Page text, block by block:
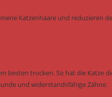
Katzenhaare und reduzieren
besten trocken. So hat die Katze
und widerstandsfähige Zähne.